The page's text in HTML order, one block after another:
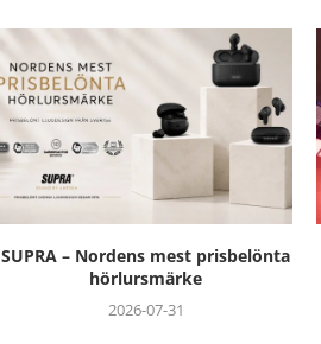
SUPRA – Nordens mest prisbelönta
hörlursmärke
2026-07-31